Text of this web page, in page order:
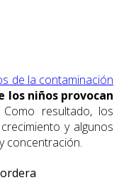
de la contaminación
los niños provocan
resultado, los
y algunos
concentración.